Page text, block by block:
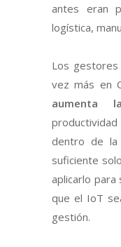
antes eran
logística,
Los
vez más en
aumenta
dentro de la
suficiente
aplicarlo para
que el IoT
gestión.